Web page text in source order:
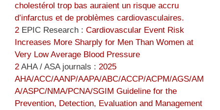
cholestérol trop bas auraient un risque accru
d’infarctus et de problèmes cardiovasculaires.
2 EPIC Research : Cardiovascular Event Risk
Increases More Sharply for Men Than Women at
Very Low Average Blood Pressure
2 AHA / ASA journals : 2025
AHA/ACC/AANP/AAPA/ABC/ACCP/ACPM/AGS/AM
A/ASPC/NMA/PCNA/SGIM Guideline for the
Prevention, Detection, Evaluation and Management